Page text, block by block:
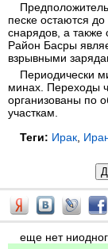
песке остаются
снарядов, а также
Район Басры
взрывными
Периодически
минах. Переходы
организованы по
участкам.
Теги: Ирак
еще нет